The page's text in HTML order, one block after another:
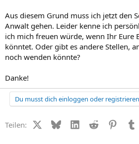
Aus diesem Grund muss ich jetzt den
Anwalt gehen. Leider kenne ich
ich mich freuen würde, wenn Ihr Eure
könntet. Oder gibt es andere Stellen,
noch wenden könnte?
Danke!
Du musst dich einloggen oder
Teilen: X (Twitter)
BlueskyLinkedIn
Reddit